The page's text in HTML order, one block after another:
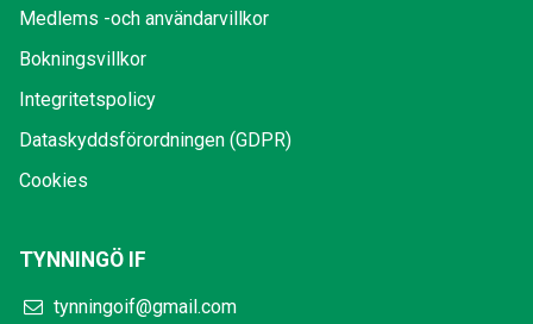
Medlems -och användarvillkor
Bokningsvillkor
Integritetspolicy
Dataskyddsförordningen (GDPR)
Cookies
TYNNINGÖ IF
tynningoif@gmail.com